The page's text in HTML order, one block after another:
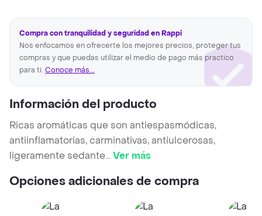
Compra con tranquilidad y seguridad en Rappi
Nos enfocamos en ofrecerte los mejores precios, proteger tus
compras y que puedas utilizar el medio de pago más practico
para ti. Conoce más...
Información del producto
Ricas aromáticas que son antiespasmódicas,
antiinflamatorias, carminativas, antiulcerosas,
ligeramente sedante...Ver más
Opciones adicionales de compra